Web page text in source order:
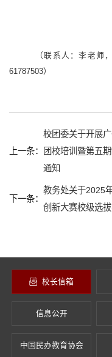
（联系人：李老师
61787503）
上一条：
校团委关于开展
团校培训暨第五
通知
下一条：
教务处关于2025
创新大赛校级选
校长信箱
信息公开
中国民办教育协会